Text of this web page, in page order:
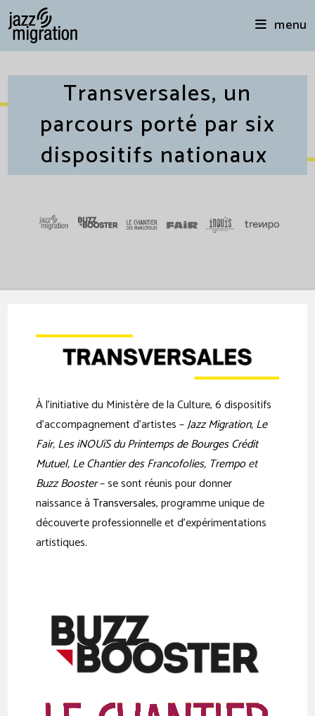
menu
Transversales, un
parcours porté par six
dispositifs nationaux
À l’initiative du Ministère de la Culture, 6 dispositifs
d’accompagnement d’artistes –Jazz Migration,Le
Fair,Les iNOUïS du Printemps de Bourges Crédit
Mutuel,Le Chantier des Francofolies, Trempoet
Buzz Booster– se sont réunis pour donner
naissance àTransversales, programme unique de
découverte professionnelle et d’expérimentations
artistiques.